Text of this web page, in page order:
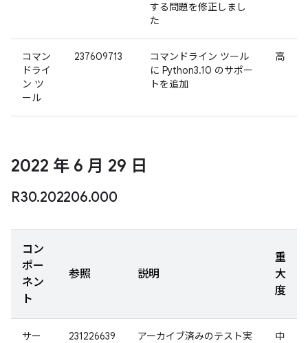
する問題を修正しまし
た
コマン
ドライ
ン ツ
ール
237609713
コマンドライン ツール
に Python3.10 のサポー
トを追加
高
2022 年 6 月 29 日
R30.202206.000
コン
ポー
ネン
ト
参照 説明
重
大
度
サー
231226639
アーカイブ済みのテスト実
中